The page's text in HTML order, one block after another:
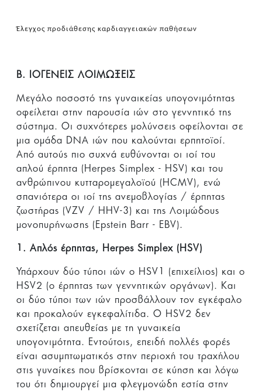
Έλεγχος προδιάθεσης καρδιαγγειακών παθήσεων
Β. ΙΟΓENEIΣ ΛΟΙΜΩΞΕΙΣ
Μεγάλο ποσοστό της γυναικείας υπογονιμότητας
οφείλεται στην παρουσία ιών στο γεννητικό της
σύστημα. Οι συχνότερες μολύνσεις οφείλονται σε
μια ομάδα DNA ιών που καλούνται ερπητοϊοί.
Από αυτούς πιο συχνά ευθύνονται οι ιοί του
απλού έρπητα (Herpes Simplex - HSV) και του
ανθρώπινου κυτταρομεγαλοϊού (HCMV), ενώ
σπανιότερα οι ιοί της ανεμοβλογίας / έρπητας
ζωστήρας (VZV / HHV-3) και της Λοιμώδους
μονοπυρήνωσης (Epstein Barr - EBV).
1. Απλός έρπητας, Herpes Simplex (HSV)
Υπάρχουν δύο τύποι ιών ο HSV1 (επιχείλιος) και ο
HSV2 (ο έρπητας των γεννητικών οργάνων). Και
οι δύο τύποι των ιών προσβάλλουν τον εγκέφαλο
και προκαλούν εγκεφαλίτιδα. Ο HSV2 δεν
σχετίζεται απευθείας με τη γυναικεία
υπογονιμότητα. Εντούτοις, επειδή πολλές φορές
είναι ασυμπτωματικός στην περιοχή του τραχήλου
στις γυναίκες που βρίσκονται σε κύηση και λόγω
του ότι δημιουργεί μια φλεγμονώδη εστία στην